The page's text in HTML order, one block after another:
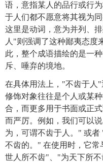
语，意指某人的品行或行
于人们都不愿意将其视为
这里是动词，意为并列、
人"则强调了这种鄙夷态度
此，整个成语描绘的是一
斥、唾弃的境地。
在具体用法上，"不齿于人
修饰对象往往是个人或某
合，而更多用于书面或正
而严厉。例如，我们可以
为，可谓不齿于人。" 或
不齿的。" 在使用时，它
世人所不齿"、"为天下所